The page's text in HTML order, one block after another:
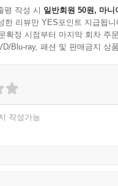
평 작성 시 일반회원 50원, 마니
한 리뷰만 YES포인트 지급됩니
확정 시점부터 마지막 회차 주
Blu-ray, 패션 및 판매금지 상
작성가능